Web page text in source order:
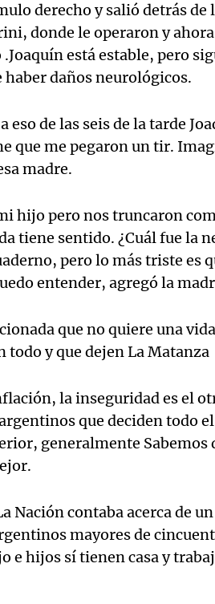
derecho y salió detrás de
donde le operaron y ahora
está estable, pero
daños neurológicos.
eso de las seis de la tarde
que me pegaron un tir.
madre.
hijo pero nos truncaron
tiene sentido. ¿Cuál fue la
pero lo más triste es
entender, agregó la
que no quiere una
todo y que dejen La Matanza
la inseguridad es el
que deciden todo
generalmente Sabemos
Nación contaba acerca de
mayores de
e hijos sí tienen casa y